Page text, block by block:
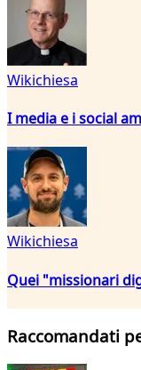
Wikichiesa
I media e i social
Wikichiesa
Quei "missionari
Raccomandati